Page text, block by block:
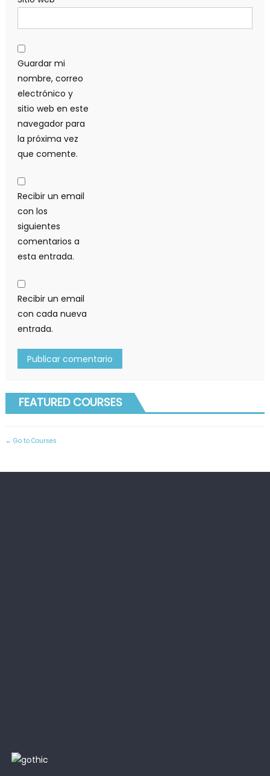
Guardar mi
nombre, correo
electrónico y
sitio web en este
navegador para
la próxima vez
que comente.
Recibir un email
con los
siguientes
comentarios a
esta entrada.
Recibir un email
con cada nueva
entrada.
FEATURED COURSES
Go to Courses